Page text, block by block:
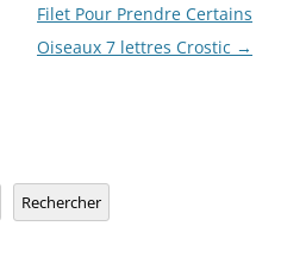
Filet Pour Prendre Certains
Oiseaux 7 lettres Crostic →
Rechercher